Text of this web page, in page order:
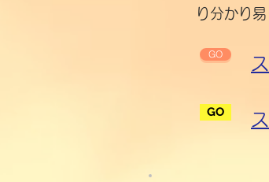
り分かり
GO
GO